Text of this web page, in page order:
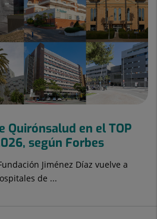
Quirónsalud en el TOP
según Forbes
Jiménez Díaz vuelve a
de ...